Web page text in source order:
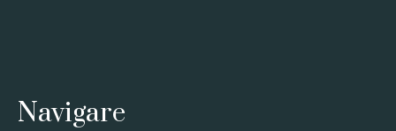
Navigare